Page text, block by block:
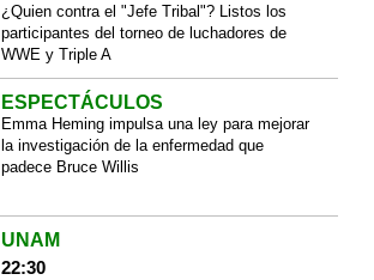
¿Quien contra el "Jefe Tribal"? Listos los
participantes del torneo de luchadores de
WWE y Triple A
ESPECTÁCULOS
Emma Heming impulsa una ley para mejorar
la investigación de la enfermedad que
padece Bruce Willis
UNAM
22:30